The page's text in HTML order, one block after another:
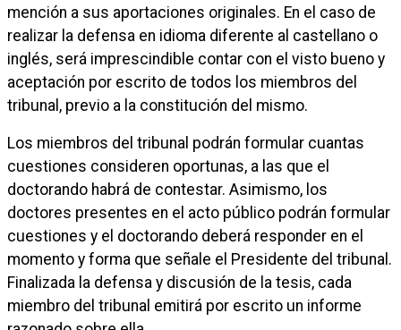
mención a sus aportaciones originales. En el caso de
realizar la defensa en idioma diferente al castellano o
inglés, será imprescindible contar con el visto bueno y
aceptación por escrito de todos los miembros del
tribunal, previo a la constitución del mismo.
Los miembros del tribunal podrán formular cuantas
cuestiones consideren oportunas, a las que el
doctorando habrá de contestar. Asimismo, los
doctores presentes en el acto público podrán formular
cuestiones y el doctorando deberá responder en el
momento y forma que señale el Presidente del tribunal.
Finalizada la defensa y discusión de la tesis, cada
miembro del tribunal emitirá por escrito un informe